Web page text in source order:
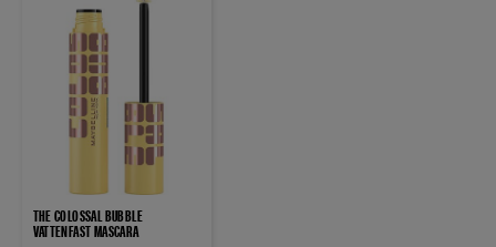
THE COLOSSAL BUBBLE
VATTENFAST MASCARA